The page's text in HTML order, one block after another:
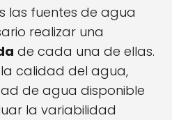
las fuentes de agua
realizar una
de cada una de ellas.
la calidad del agua,
de agua disponible
la variabilidad